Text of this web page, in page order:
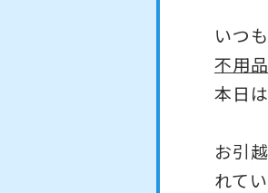
いつ
不用
本日は
お引
れて